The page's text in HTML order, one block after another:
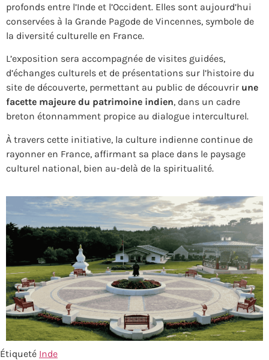
profonds entre l’Inde et l’Occident. Elles sont aujourd’hui
conservées à la Grande Pagode de Vincennes, symbole de
la diversité culturelle en France.
L’exposition sera accompagnée de visites guidées,
d’échanges culturels et de présentations sur l’histoire du
site de découverte, permettant au public de découvrir une
facette majeure du patrimoine indien, dans un cadre
breton étonnamment propice au dialogue interculturel.
À travers cette initiative, la culture indienne continue de
rayonner en France, affirmant sa place dans le paysage
culturel national, bien au-delà de la spiritualité.
Étiqueté Inde